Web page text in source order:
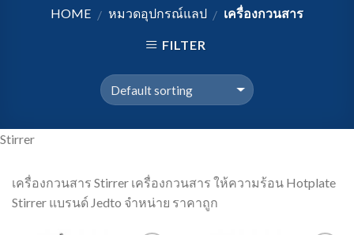
HOME / หมวดอุปกรณ์แลป / เครื่องกวนสาร
FILTER
Stirrer
เครื่องกวนสาร Stirrer เครื่องกวนสาร ให้ความร้อน Hotplate
Stirrer แบรนด์ Jedto จำหน่าย ราคาถูก